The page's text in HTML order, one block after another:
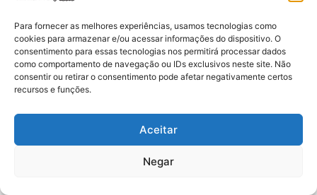
Para fornecer as melhores experiências, usamos tecnologias como
cookies para armazenar e/ou acessar informações do dispositivo. O
consentimento para essas tecnologias nos permitirá processar dados
como comportamento de navegação ou IDs exclusivos neste site. Não
consentir ou retirar o consentimento pode afetar negativamente certos
recursos e funções.
Aceitar
Negar
Eleições 2026: procuradores e
promotores eleitorais realizam
reunião de alinhamento no RN